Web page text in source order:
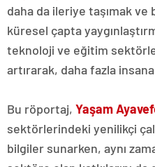
daha da ileriye taşımak
küresel çapta
teknoloji ve eğitim
artırarak, daha fazla
Bu röportaj, Yaşam
sektörlerindeki yenilikçi
bilgiler sunarken, aynı